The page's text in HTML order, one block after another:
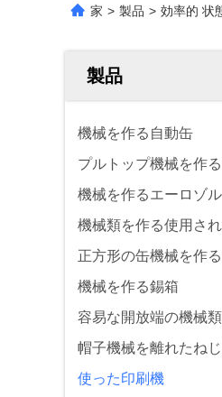
家 > 製品 > 効率的 状
製品
機械を作る自動缶
プルトップ機械を作る
機械を作るエーロゾ
機械類を作る使用さ
正方形の缶機械を作る
機械を作る錫箱
容易な開放端の機械類
帽子機械を離れたね
使った印刷機